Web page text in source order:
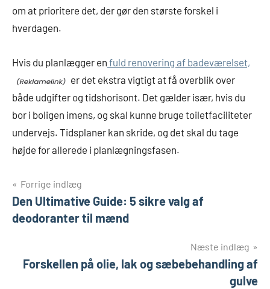
om at prioritere det, der gør den største forskel i
hverdagen.
Hvis du planlægger en fuld renovering af badeværelset,
er det ekstra vigtigt at få overblik over
både udgifter og tidshorisont. Det gælder især, hvis du
bor i boligen imens, og skal kunne bruge toiletfaciliteter
undervejs. Tidsplaner kan skride, og det skal du tage
højde for allerede i planlægningsfasen.
Indlægsnavigation
Forrige indlæg
Den Ultimative Guide: 5 sikre valg af
deodoranter til mænd
Næste indlæg
Forskellen på olie, lak og sæbebehandling af
gulve